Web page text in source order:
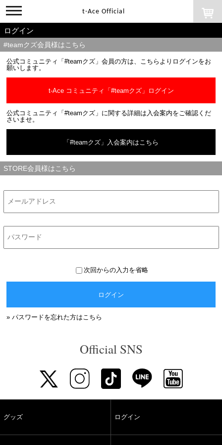
toggle
navigation
t-Ace Official
ログイン
#teamクズ会員様はこちら
公式コミュニティ「#teamクズ」会員の方は、こちらよりログインをお
願いします。
t-Ace コミュニティ「#teamクズ」ログイン
公式コミュニティ「#teamクズ」に関する詳細は入会案内をご確認くだ
さいませ。
「#teamクズ」入会案内はこちら
STORE会員様はこちら
次回からの入力を省略
ログイン
» パスワードを忘れた方はこちら
Official SNS
グッズ ログイン